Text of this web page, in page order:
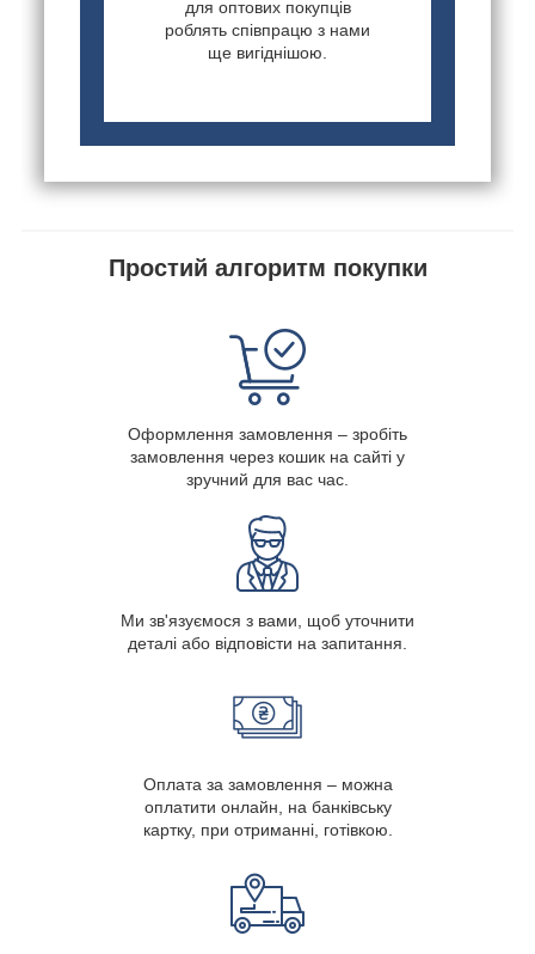
для оптових покупців
роблять співпрацю з нами
ще вигіднішою.
Простий алгоритм покупки
Оформлення замовлення – зробіть
замовлення через кошик на сайті у
зручний для вас час.
Ми зв'язуємося з вами, щоб уточнити
деталі або відповісти на запитання.
Оплата за замовлення – можна
оплатити онлайн, на банківську
картку, при отриманні, готівкою.